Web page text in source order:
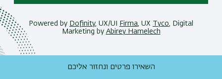
Powered by Dofinity, UX/UI Firma , UX Tyco , Digital
Marketing by Abirey Hamelech
השאירו פרטים ונחזור אליכם